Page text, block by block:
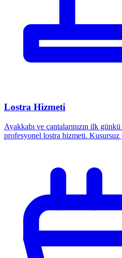
Lostra Hizmeti
Ayakkabı ve çantalarınızın ilk
profesyonel lostra hizmeti. Kusursuz